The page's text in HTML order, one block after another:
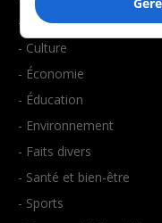
- Communauté / Social
- Culture
- Économie
- Éducation
- Environnement
- Faits divers
- Santé et bien-être
- Sports